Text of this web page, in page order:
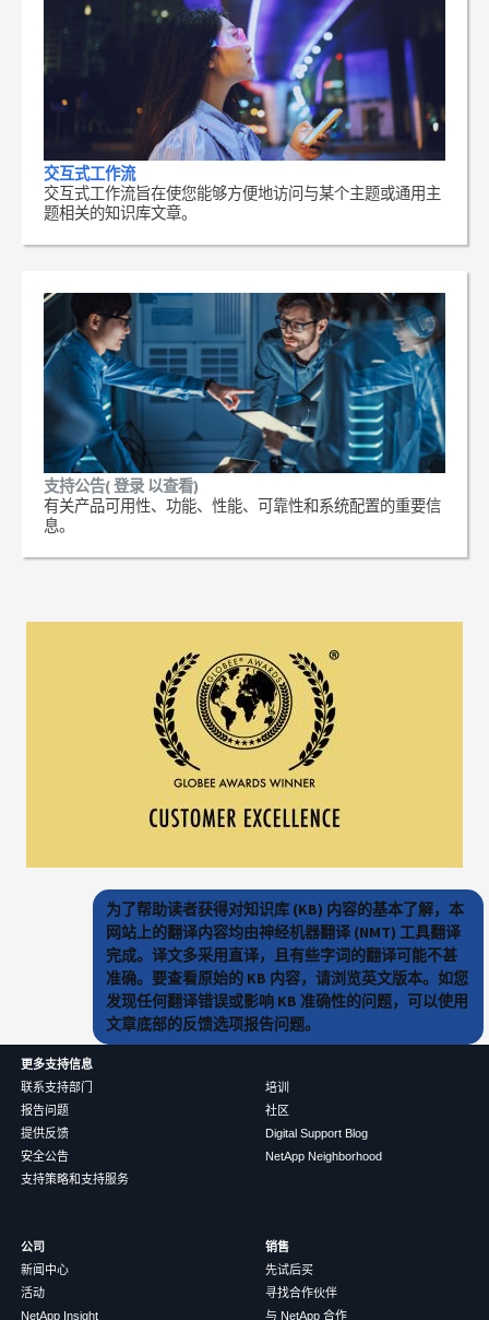
交互式工作流
交互式工作流旨在使您能够方便地访问与某个主题或通用主
题相关的知识库文章。
支持公告( 登录 以查看)
有关产品可用性、功能、性能、可靠性和系统配置的重要信
息。
为了帮助读者获得对知识库 (KB) 内容的基本了解，本
网站上的翻译内容均由神经机器翻译 (NMT) 工具翻译
完成。译文多采用直译，且有些字词的翻译可能不甚
准确。要查看原始的 KB 内容，请浏览英文版本。如您
发现任何翻译错误或影响 KB 准确性的问题，可以使用
文章底部的反馈选项报告问题。
更多支持信息
联系支持部门
报告问题
提供反馈
安全公告
支持策略和支持服务
培训
社区
Digital Support Blog
NetApp Neighborhood
公司
新闻中心
活动
NetApp Insight
销售
先试后买
寻找合作伙伴
与 NetApp 合作